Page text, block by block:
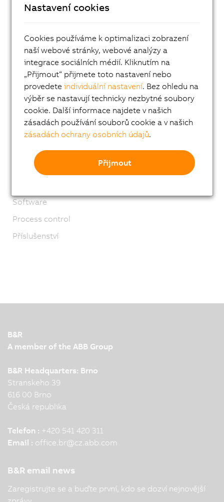
Lighting
Příslušenství
Úspěšné aplikace
Safety technology
Motion control
Mechatronic systems
Robotics
Mobilní automatizace
Network and fieldbus modules
Software
Process control
Příslušenství
B&R
A member of the ABB Group
B&R Headquarters: Brno
Stranskeho 39
616 00 Brno
Česká republika
Telefon : +420 541 420 311
Email : office.br@cz.abb.com
B&R email news
Zaregistrujte se a buďte první, kdo se dozví nejnovější
Nastavení cookies
Cookies používáme k optimalizaci zobrazení
naší webové stránky, webové analýzy a
integrace sociálních médií. Kliknutím na
„Přijmout“ přijmete toto nastavení nebo
provedeteindividuální nastavení. Bez ohledu na
výběr se nastavují technicky nezbytné soubory
cookie. Další informace najdete v našich
zásadách používání souborů cookie a v našich
zásadách ochrany osobních údajů.
Přijmout